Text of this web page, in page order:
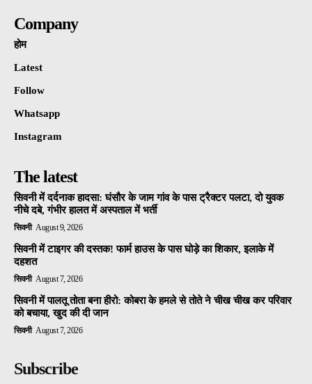
Company
होम
Latest
Follow
Whatsapp
Instagram
The latest
सिवनी में दर्दनाक हादसा: घंसौर के जाम गांव के पास ट्रैक्टर पलटा, दो युवक
नीचे दबे, गंभीर हालत में अस्पताल में भर्ती
सिवनी August 9, 2026
सिवनी में टाइगर की दस्तक! फार्म हाउस के पास घोड़े का शिकार, इलाके में
दहशत
सिवनी August 7, 2026
सिवनी में पालतू तोता बना हीरो: कोबरा के हमले से तोते ने चीख चीख कर परिवार
को बचाया, खुद की दी जान
सिवनी August 7, 2026
Subscribe